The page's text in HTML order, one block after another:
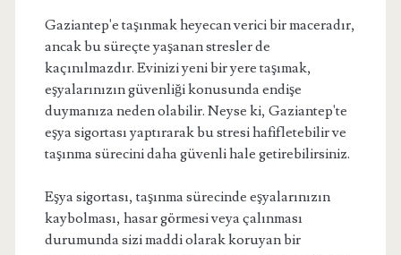
Gaziantep'e taşınmak heyecan verici bir maceradır,
ancak bu süreçte yaşanan stresler de
kaçınılmazdır. Evinizi yeni bir yere taşımak,
eşyalarınızın güvenliği konusunda endişe
duymanıza neden olabilir. Neyse ki, Gaziantep'te
eşya sigortası yaptırarak bu stresi hafifletebilir ve
taşınma sürecini daha güvenli hale getirebilirsiniz.
Eşya sigortası, taşınma sürecinde eşyalarınızın
kaybolması, hasar görmesi veya çalınması
durumunda sizi maddi olarak koruyan bir